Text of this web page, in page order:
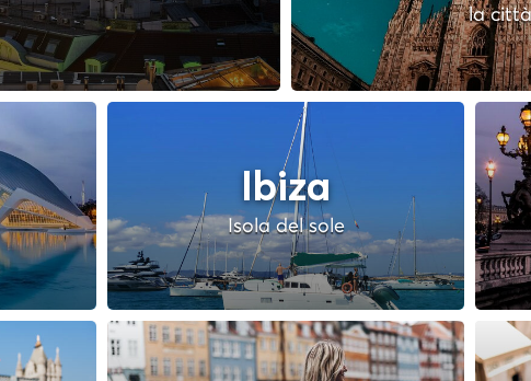
la
Ibiza
Isola del sole